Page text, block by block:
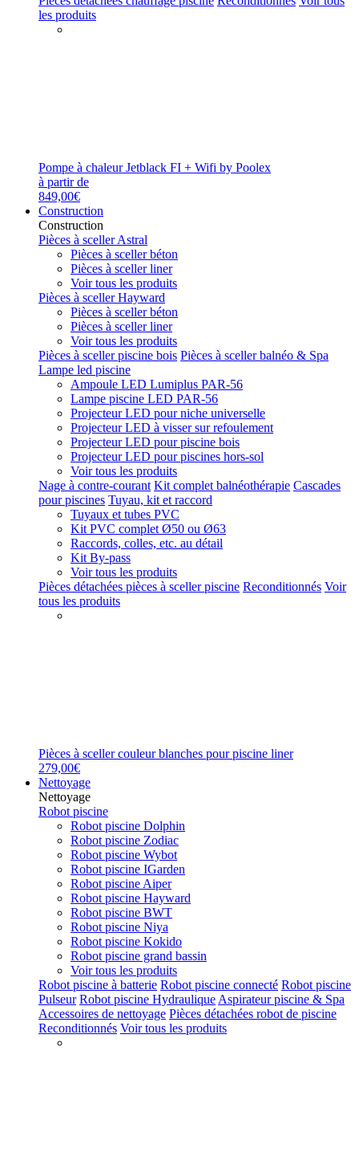
les produits
Pompe à chaleur Jetblack FI + Wifi by Poolex
à partir de
849,00€
Construction
Construction
Pièces à sceller Astral
Pièces à sceller béton
Pièces à sceller liner
Voir tous les produits
Pièces à sceller Hayward
Pièces à sceller béton
Pièces à sceller liner
Voir tous les produits
Pièces à sceller piscine bois Pièces à sceller balnéo & Spa
Lampe led piscine
Ampoule LED Lumiplus PAR-56
Lampe piscine LED PAR-56
Projecteur LED pour niche universelle
Projecteur LED à visser sur refoulement
Projecteur LED pour piscine bois
Projecteur LED pour piscines hors-sol
Voir tous les produits
Nage à contre-courant Kit complet balnéothérapie Cascades
pour piscines Tuyau, kit et raccord
Tuyaux et tubes PVC
Kit PVC complet Ø50 ou Ø63
Raccords, colles, etc. au détail
Kit By-pass
Voir tous les produits
Pièces détachées pièces à sceller piscine Reconditionnés Voir
tous les produits
Pièces à sceller couleur blanches pour piscine liner
279,00€
Nettoyage
Nettoyage
Robot piscine
Robot piscine Dolphin
Robot piscine Zodiac
Robot piscine Wybot
Robot piscine IGarden
Robot piscine Aiper
Robot piscine Hayward
Robot piscine BWT
Robot piscine Niya
Robot piscine Kokido
Robot piscine grand bassin
Voir tous les produits
Robot piscine à batterie Robot piscine connecté Robot piscine
Pulseur Robot piscine Hydraulique Aspirateur piscine & Spa
Accessoires de nettoyage Pièces détachées robot de piscine
Reconditionnés Voir tous les produits